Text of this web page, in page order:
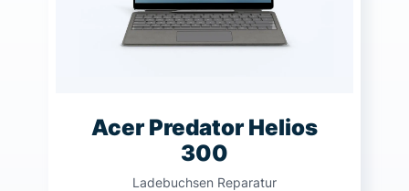
Acer Predator Helios
300
Ladebuchsen Reparatur